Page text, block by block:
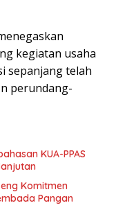
kegiatan usaha
sepanjang telah
perundang-
KUA-PPAS
Komitmen
Pangan